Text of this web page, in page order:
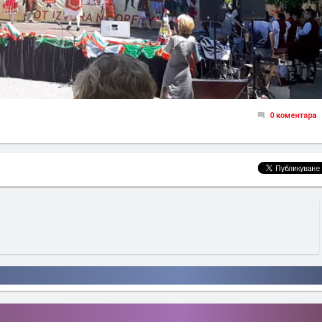
0 коментара